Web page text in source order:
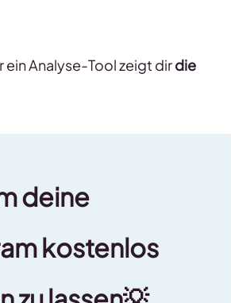
ein Analyse-Tool zeigt dirdie
deine
kostenlos